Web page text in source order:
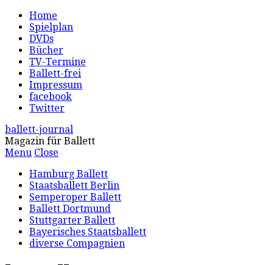
Home
Spielplan
DVDs
Bücher
TV-Termine
Ballett-frei
Impressum
facebook
Twitter
ballett-journal
Magazin für Ballett
Menu Close
Hamburg Ballett
Staatsballett Berlin
Semperoper Ballett
Ballett Dortmund
Stuttgarter Ballett
Bayerisches Staatsballett
diverse Compagnien